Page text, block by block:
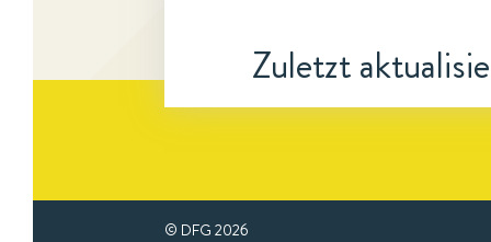
Zuletzt
© DFG 2026